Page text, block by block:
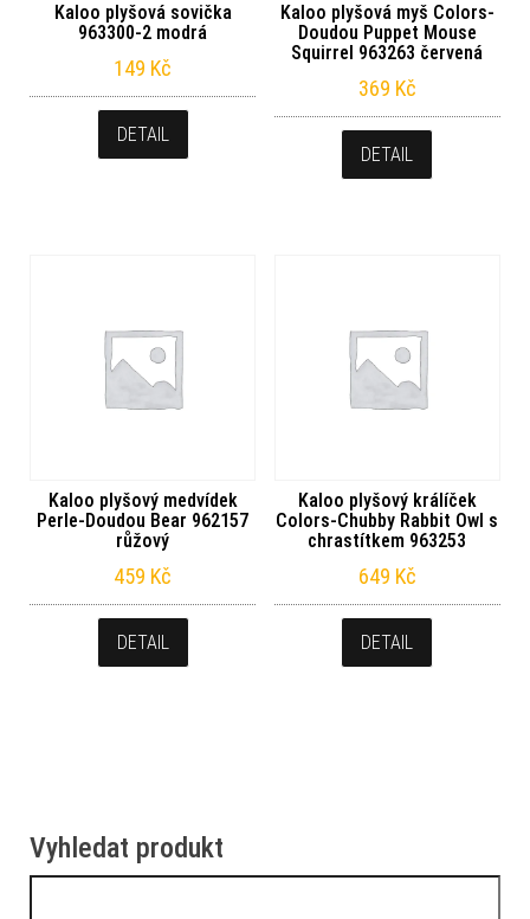
Kaloo plyšová sovička
963300-2 modrá
149 Kč
DETAIL
Kaloo plyšová myš Colors-
Doudou Puppet Mouse
Squirrel 963263 červená
369 Kč
DETAIL
Kaloo plyšový medvídek
Perle-Doudou Bear 962157
růžový
459 Kč
DETAIL
Kaloo plyšový králíček
Colors-Chubby Rabbit Owl s
chrastítkem 963253
649 Kč
DETAIL
Vyhledat produkt